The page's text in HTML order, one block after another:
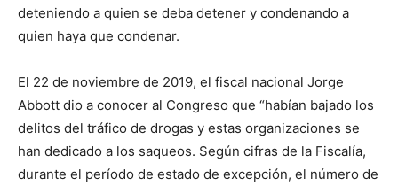
deteniendo a quien se deba detener y condenando a
quien haya que condenar.
El 22 de noviembre de 2019, el fiscal nacional Jorge
Abbott dio a conocer al Congreso que “habían bajado los
delitos del tráfico de drogas y estas organizaciones se
han dedicado a los saqueos. Según cifras de la Fiscalía,
durante el período de estado de excepción, el número de